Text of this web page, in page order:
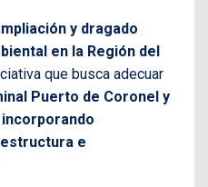
y dragado
en la Región del
que busca adecuar
Puerto de Coronel y
e